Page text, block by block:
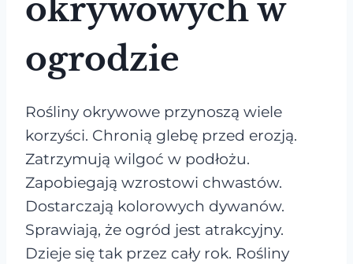
okrywowych w
ogrodzie
Rośliny okrywowe przynoszą wiele
korzyści. Chronią glebę przed erozją.
Zatrzymują wilgoć w podłożu.
Zapobiegają wzrostowi chwastów.
Dostarczają kolorowych dywanów.
Sprawiają, że ogród jest atrakcyjny.
Dzieje się tak przez cały rok. Rośliny